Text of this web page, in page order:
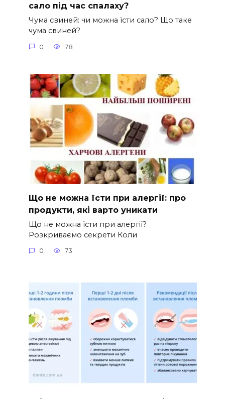
сало під час спалаху?
Чума свиней: чи можна їсти сало? Що таке
чума свиней?
0 78
Що не можна їсти при алергії: про
продукти, які варто уникати
Що не можна їсти при алергії?
Розкриваємо секрети Коли
0 73